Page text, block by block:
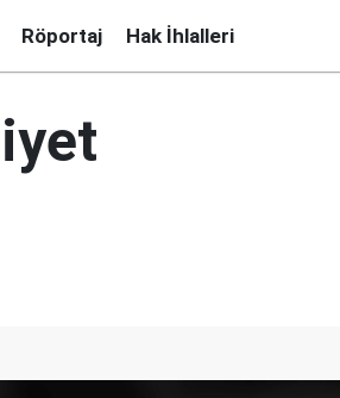
Röportaj Hak İhlalleri